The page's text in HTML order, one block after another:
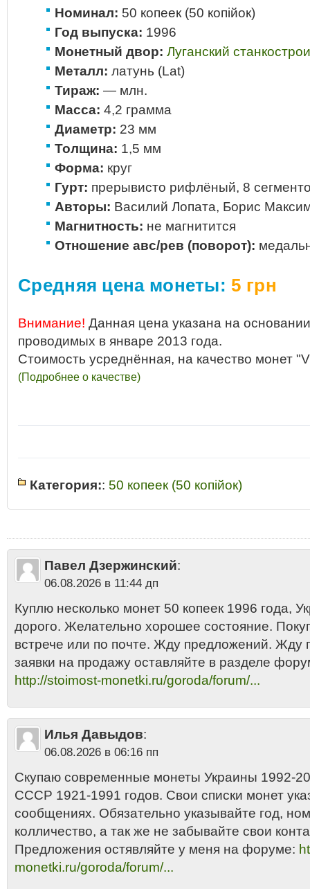
Номинал: 50 копеек (50 копiйок)
Год выпуска: 1996
Монетный двор: Луганский
Металл: латунь (Lat)
Тираж: — млн.
Масса: 4,2 грамма
Диаметр: 23 мм
Толщина: 1,5 мм
Форма: круг
Гурт: прерывисто рифлёный, 8
Авторы: Василий Лопата, Борис
Магнитность: не магнитится
Отношение авс/рев (поворот):
Средняя цена монеты: 5 грн
Внимание! Данная цена указана на
проводимых в январе 2013 года.
Стоимость усреднённая, на качество монет
(Подробнее о качестве)
Категория:: 50 копеек (50 копiйок)
копеек Украины 1996 года цена 2013•50 копеек Украины 1996 купить
Латунь - 50 копеек•Монета 50 копеек Украины 1996 аукцион
стоимость
Павел Дзержинский:
06.08.2026 в 11:44 дп
Куплю несколько монет 50 копеек 1996 года,
дорого. Желательно хорошее состояние.
встрече или по почте. Жду предложений. Жду
заявки на продажу оставляйте в разделе
http://stoimost-monetki.ru/goroda/forum/...
Илья Давыдов:
06.08.2026 в 06:16 пп
Скупаю современные монеты Украины 1992-
СССР 1921-1991 годов. Свои списки монет
сообщениях. Обязательно указывайте год,
колличество, а так же не забывайте свои
Предложения остявляйте у меня на форуме:
monetki.ru/goroda/forum/...